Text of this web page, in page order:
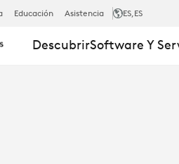
Educación Asistencia ES,ES
DescubrirSoftware Y